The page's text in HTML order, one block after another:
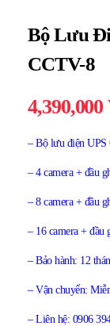
Bộ Lưu
CCTV-8
4,390,000
– Bộ lưu điện UPS
– 4 camera + đầu
– 8 camera + đầu
– 16 camera +
– Bảo hành: 12
– Vận chuyển:
– Liên hệ: 0906